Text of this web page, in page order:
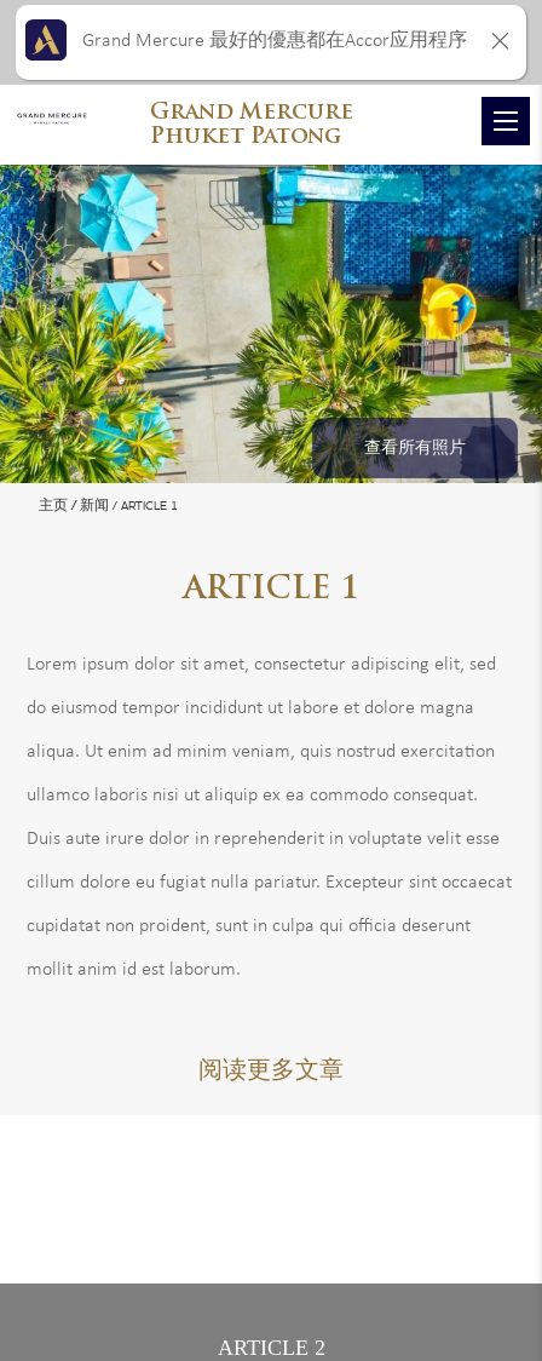
查看所有照片
主页 新闻 ARTICLE 1
ARTICLE 1
Lorem ipsum dolor sit amet, consectetur adipiscing elit, sed
do eiusmod tempor incididunt ut labore et dolore magna
aliqua. Ut enim ad minim veniam, quis nostrud exercitation
ullamco laboris nisi ut aliquip ex ea commodo consequat.
Duis aute irure dolor in reprehenderit in voluptate velit esse
cillum dolore eu fugiat nulla pariatur. Excepteur sint occaecat
cupidatat non proident, sunt in culpa qui officia deserunt
mollit anim id est laborum.
阅读更多文章
ARTICLE 2
Grand Mercure
Phuket Patong
Grand Mercure 最好的優惠都在Accor应用程序